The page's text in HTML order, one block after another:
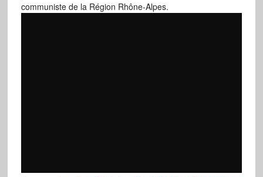
communiste de la Région Rhône-Alpes.